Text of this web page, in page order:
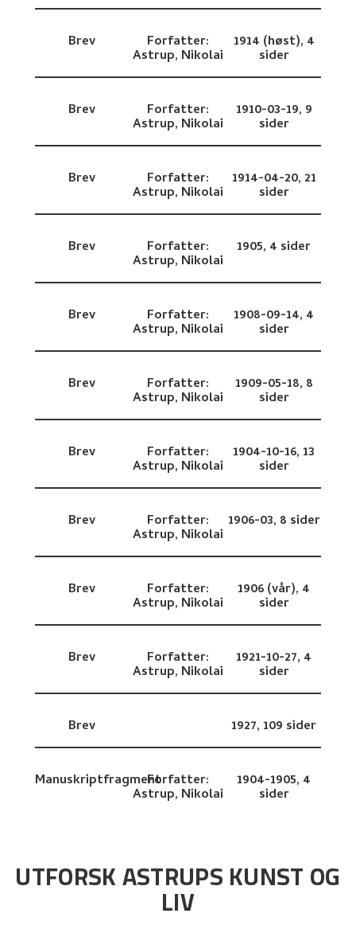
Brev Forfatter:
Astrup, Nikolai
1914 (høst), 4
sider
Brev Forfatter:
Astrup, Nikolai
1910-03-19, 9
sider
Brev Forfatter:
Astrup, Nikolai
1914-04-20, 21
sider
Brev Forfatter:
Astrup, Nikolai
1905, 4 sider
Brev Forfatter:
Astrup, Nikolai
1908-09-14, 4
sider
Brev Forfatter:
Astrup, Nikolai
1909-05-18, 8
sider
Brev Forfatter:
Astrup, Nikolai
1904-10-16,13
sider
Brev Forfatter:
Astrup, Nikolai
1906-03, 8 sider
Brev Forfatter:
Astrup, Nikolai
1906 (vår), 4
sider
Brev Forfatter:
Astrup, Nikolai
1921-10-27, 4
sider
Brev 1927,109 sider
ManuskriptfragmentForfatter:
Astrup, Nikolai
1904-1905, 4
sider
UTFORSK ASTRUPS KUNST OG
LIV